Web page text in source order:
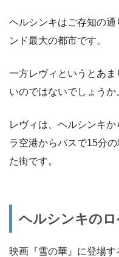
ヘルシンキはご存知の
ンド最大の都市です。
一方レヴィというとあ
いのではないでしょうか
レヴィは、ヘルシンキ
ラ空港からバスで15分
た街です。
ヘルシンキの
映画『雪の華』に登場